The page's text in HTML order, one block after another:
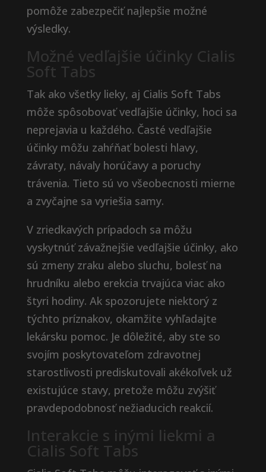
pomôže zabezpečiť najlepšie možné
výsledky.
Možné vedľajšie účinky Cialis
Soft Tabs
Tak ako všetky lieky, aj Cialis Soft Tabs
môže spôsobovať vedľajšie účinky, hoci sa
neprejavia u každého. Časté vedľajšie
účinky môžu zahŕňať bolesti hlavy,
závraty, návaly horúčavy a poruchy
trávenia. Tieto sú vo všeobecnosti mierne
a zvyčajne sa vyriešia samy.
V zriedkavých prípadoch sa môžu
vyskytnúť závažnejšie vedľajšie účinky, ako
sú zmeny zraku alebo sluchu, bolesť na
hrudníku alebo erekcia trvajúca viac ako
štyri hodiny. Ak spozorujete niektorý z
týchto príznakov, okamžite vyhľadajte
lekársku pomoc. Je dôležité, aby ste so
svojím poskytovateľom zdravotnej
starostlivosti prediskutovali akékoľvek už
existujúce stavy, pretože môžu zvýšiť
pravdepodobnosť nežiaducich reakcií.
Interakcie s inými liekmi a
Cialis Soft Tabs